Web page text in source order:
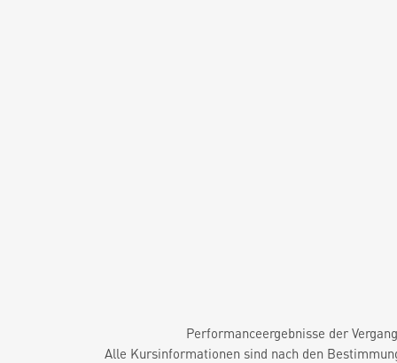
Performanceergebnisse der
Alle Kursinformationen sind nach den